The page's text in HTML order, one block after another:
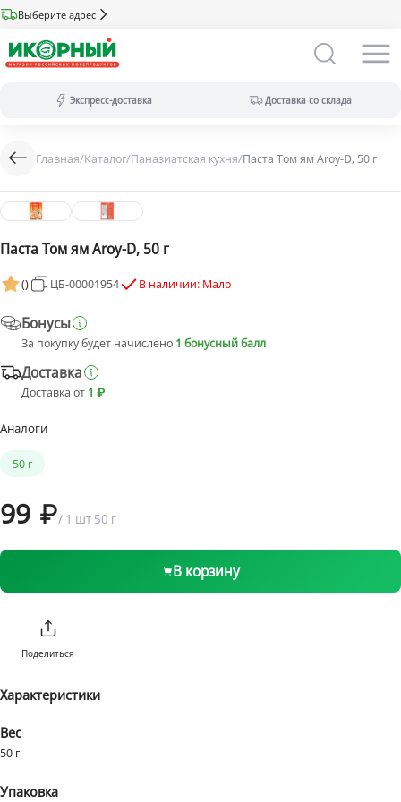
Выберите адрес
Экспресс-доставка Доставка со склада
Экспресс-доставка:за 2 часа из магазина (ассортимент
Оплата только на сайте.
Доставка со склада:
(максимальный ассортимент).
Доступны все виды оплат.
Главная/Каталог/Паназиатская кухня/Паста Том ям Aroy-D, 50 г
Паста Том ям Aroy-D, 50 г
() ЦБ-00001954 В наличии: Мало
Бонусы
За покупку будет начислено 1 бонусный балл
Доставка
Доставка от 1 ₽
Аналоги
50 г
99 / 1 шт 50 г
В корзину
Поделиться
Характеристики
Вес
50 г
Упаковка